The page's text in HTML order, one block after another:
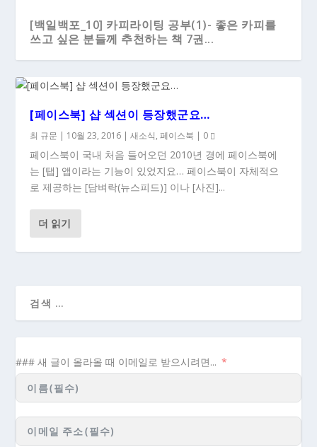
[백일백포_10] 카피라이팅 공부(1)- 좋은 카피를
쓰고 싶은 분들께 추천하는 책 7권...
[페이스북] 샵 섹션이 등장했군요…
최 규문 | 10월 23, 2016 |새소식,페이스북 | 0
페이스북이 국내 처음 들어오던 2010년 경에 페이스북에
는 [탭] 앱이라는 기능이 있었지요… 페이스북이 자체적으
로 제공하는 [담벼락(뉴스피드)] 이나 [사진]...
더 읽기
### 새 글이 올라올 때 이메일로 받으시려면...